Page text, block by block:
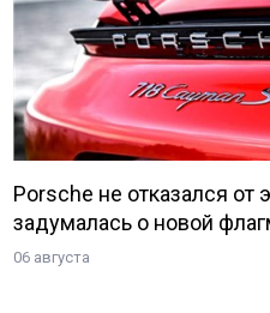
Porsche не отказался от
задумалась о новой
06 августа